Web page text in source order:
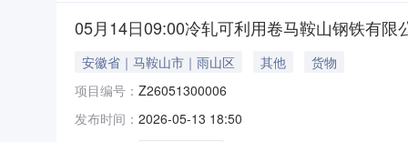
05月14日09:00冷轧可利用卷马鞍山钢铁有限
安徽省｜马鞍山市｜雨山区 其他
货物
项目编号： Z26051300006
发布时间： 2026-05-13 18:50